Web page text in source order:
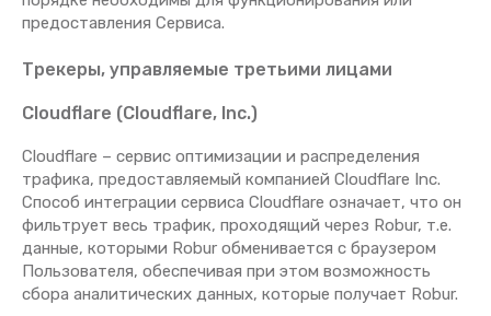
предоставления Сервиса.
Трекеры, управляемые третьими лицами
Cloudflare (Cloudflare, Inc.)
Cloudflare – сервис оптимизации и распределения
трафика, предоставляемый компанией Cloudflare Inc.
Способ интеграции сервиса Cloudflare означает, что он
фильтрует весь трафик, проходящий через Robur, т.е.
данные, которыми Robur обменивается с браузером
Пользователя, обеспечивая при этом возможность
сбора аналитических данных, которые получает Robur.